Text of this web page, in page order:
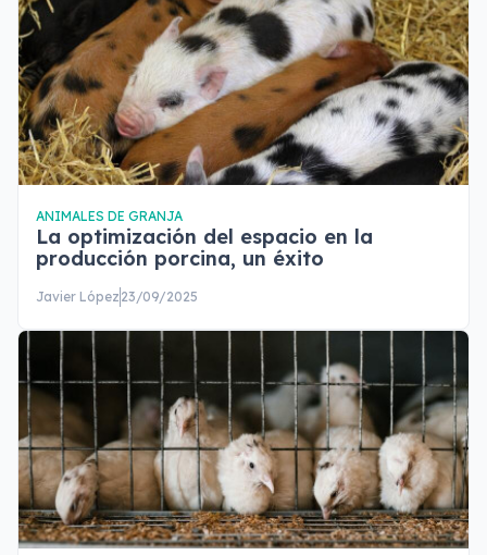
ANIMALES DE GRANJA
La optimización del espacio en la
producción porcina, un éxito
Javier López 23/09/2025